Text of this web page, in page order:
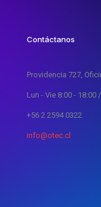
Contáctanos
Providencia 727,
Lun - Vie 8:00 - 18:00
+56 2 2594 0322
info@otec.cl